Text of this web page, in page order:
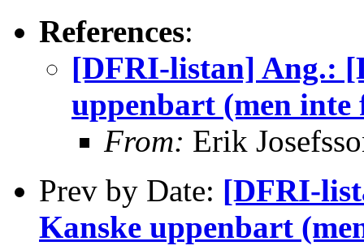
References:
[DFRI-listan] Ang.:
uppenbart (men inte
From: Erik
Prev by Date: [DFRI-
Kanske uppenbart